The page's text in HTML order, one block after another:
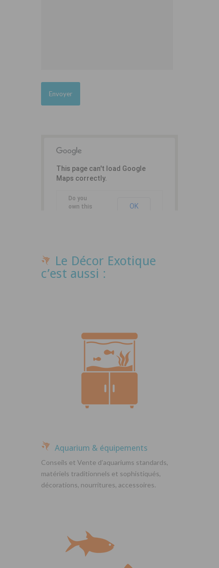
This page can't load Google
Maps correctly.
Do you
own this
OK
Le Décor Exotique
c’est aussi :
Aquarium & équipements
Conseils et Vente d’aquariums standards,
matériels traditionnels et sophistiqués,
décorations, nourritures, accessoires.